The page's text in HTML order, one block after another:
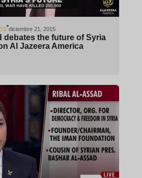
diciembre 21, 2015
debates the future of Syria
Al Jazeera America